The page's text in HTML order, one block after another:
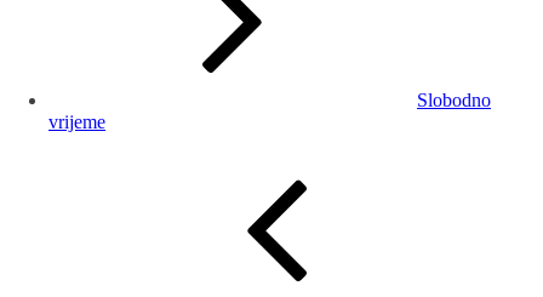
Slobodno
vrijeme